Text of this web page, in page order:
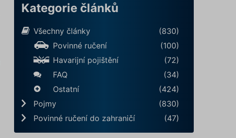
Kategorie článků
Všechny články
(830)
Povinné ručení
(100)
Havarijní pojištění
(72)
FAQ
(34)
Ostatní
(424)
Pojmy
(830)
Povinné ručení do zahraničí
(47)